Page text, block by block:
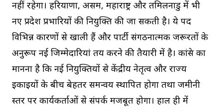
नहीं रहेगा। हरियाणा, असम, महाराष्ट्र और तमिलनाडु में भी
नए प्रदेश प्रभारियों की नियुक्ति की जा सकती है। ये पद
विभिन्न कारणों से खाली हैं और पार्टी संगठनात्मक जरूरतों के
अनुरूप नई जिम्मेदारियां तय करने की तैयारी में है। कांग्रेस का
मानना है कि नई नियुक्तियों से केंद्रीय नेतृत्व और राज्य
इकाइयों के बीच बेहतर समन्वय स्थापित होगा तथा जमीनी
स्तर पर कार्यकर्ताओं से संपर्क मजबूत होगा। हाल ही में